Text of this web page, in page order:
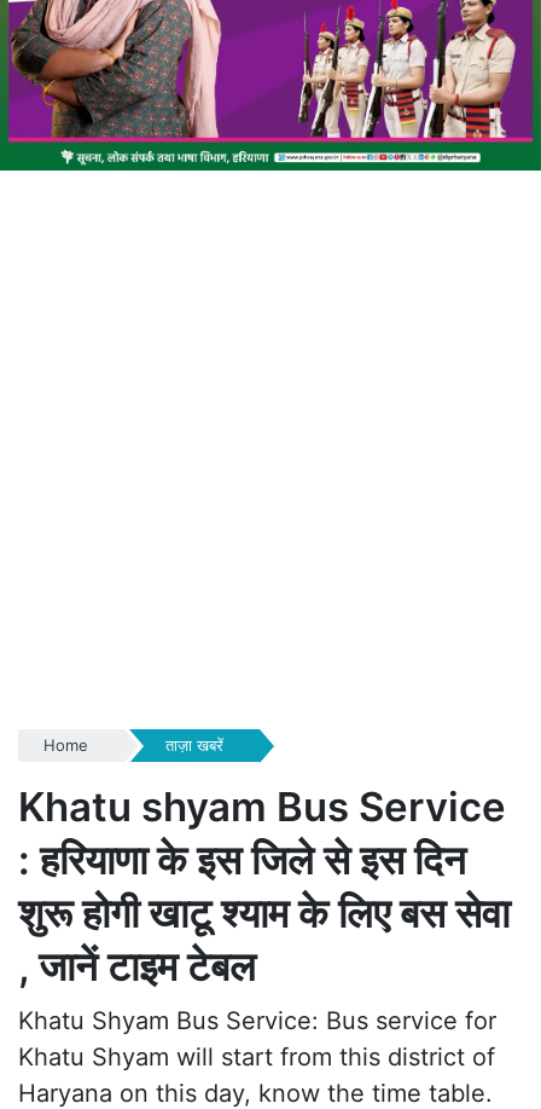
Home ताज़ा खबरें
Khatu shyam Bus Service
: हरियाणा के इस जिले से इस दिन
शुरू होगी खाटू श्याम के लिए बस सेवा
, जानें टाइम टेबल
Khatu Shyam Bus Service: Bus service for
Khatu Shyam will start from this district of
Haryana on this day, know the time table.